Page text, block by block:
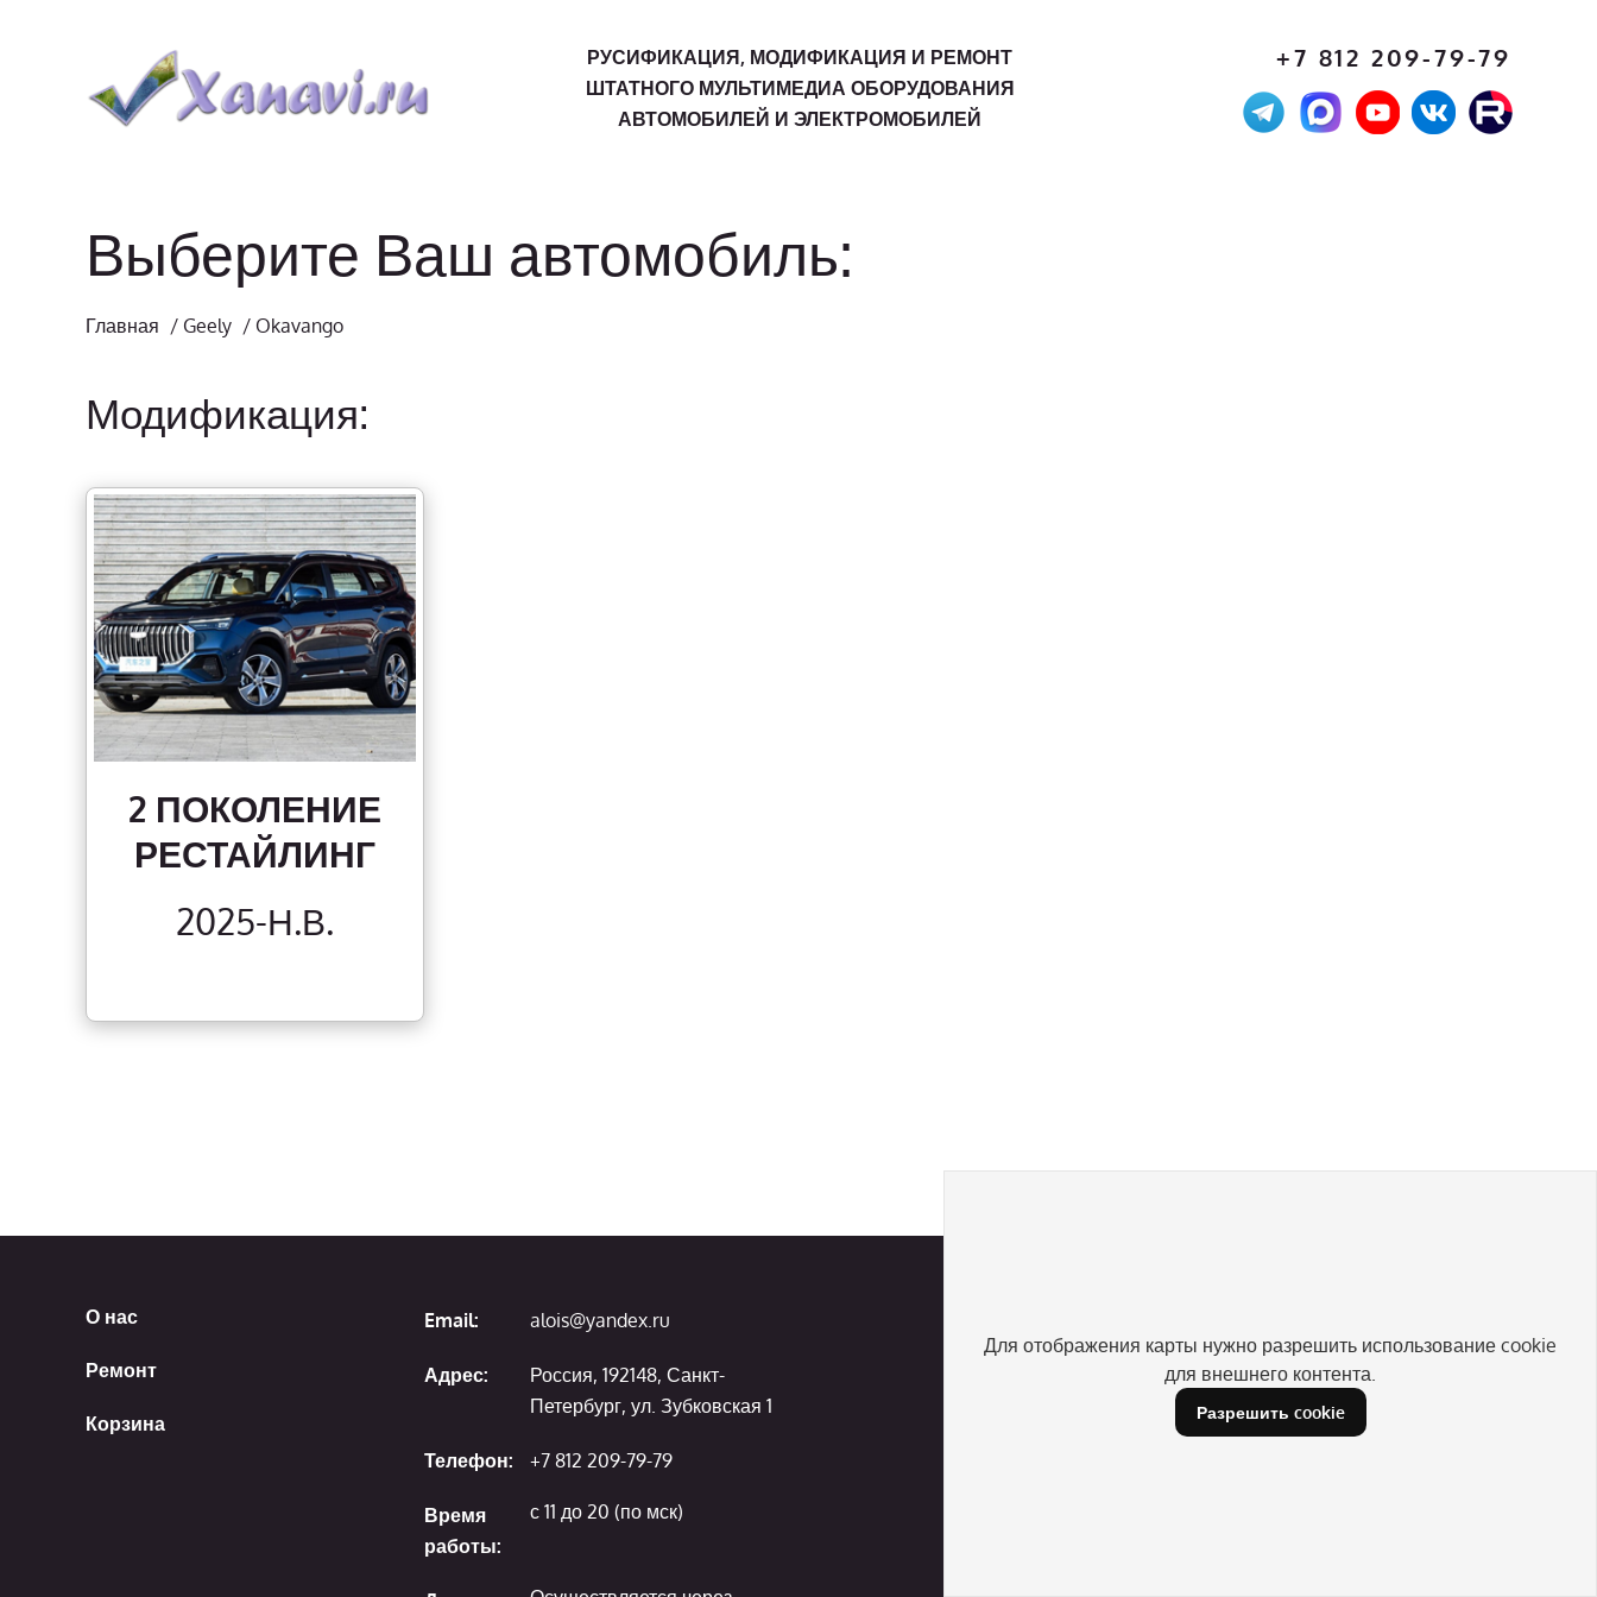
РУСИФИКАЦИЯ, МОДИФИКАЦИЯ И РЕМОНТ
ШТАТНОГО МУЛЬТИМЕДИА ОБОРУДОВАНИЯ
АВТОМОБИЛЕЙ И ЭЛЕКТРОМОБИЛЕЙ
+7 812 209-79-79
Выберите Ваш автомобиль:
Главная / Geely / Okavango
Модификация:
2 ПОКОЛЕНИЕ
РЕСТАЙЛИНГ
2025-Н.В.
О нас
Ремонт
Корзина
Email: alois@yandex.ru
Адрес:
Россия, 192148, Санкт-
Петербург, ул. Зубковская 1
Телефон: +7 812 209-79-79
Время
работы:
с 11 до 20 (по мск)
Для отображения карты нужно разрешить использование cookie
для внешнего контента.
Разрешить cookie